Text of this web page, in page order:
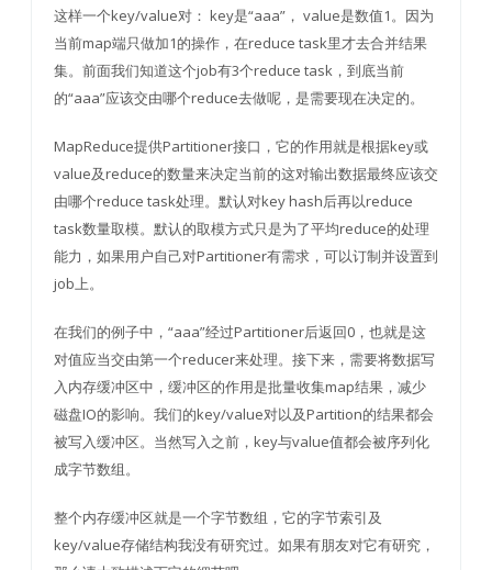
这样一个key/value对： key是“aaa”， value是数值1。因为
当前map端只做加1的操作，在reduce task里才去合并结果
集。前面我们知道这个job有3个reduce task，到底当前
的“aaa”应该交由哪个reduce去做呢，是需要现在决定的。
MapReduce提供Partitioner接口，它的作用就是根据key或
value及reduce的数量来决定当前的这对输出数据最终应该交
由哪个reduce task处理。默认对key hash后再以reduce
task数量取模。默认的取模方式只是为了平均reduce的处理
能力，如果用户自己对Partitioner有需求，可以订制并设置到
job上。
在我们的例子中，“aaa”经过Partitioner后返回0，也就是这
对值应当交由第一个reducer来处理。接下来，需要将数据写
入内存缓冲区中，缓冲区的作用是批量收集map结果，减少
磁盘IO的影响。我们的key/value对以及Partition的结果都会
被写入缓冲区。当然写入之前，key与value值都会被序列化
成字节数组。
整个内存缓冲区就是一个字节数组，它的字节索引及
key/value存储结构我没有研究过。如果有朋友对它有研究，